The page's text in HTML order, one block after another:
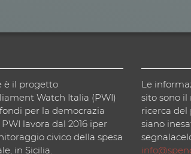
è il progetto
Watch Italia (PWI)
per la democrazia
lavora dal 2016 iper
civico della spesa
in Sicilia.
Le
sito sono
ricerca del
siano